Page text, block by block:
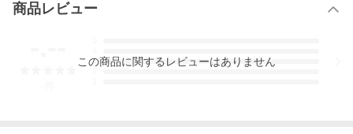
🏠 毎日のインテリアに
リアルな茶トラ招き猫が、毎日に温もりと小さな幸せを添えてく
商品レビュー
3
この商品に関するレビューはありません